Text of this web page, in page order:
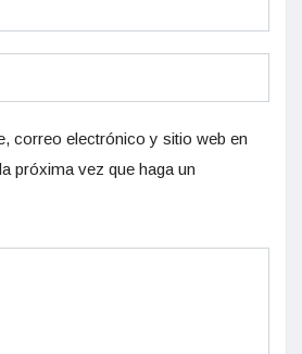
correo electrónico y sitio web en
próxima vez que haga un